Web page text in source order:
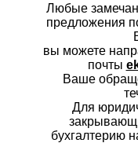
Любые
предложения
вы можете
почты
Ваше
Для
бухгалтерию